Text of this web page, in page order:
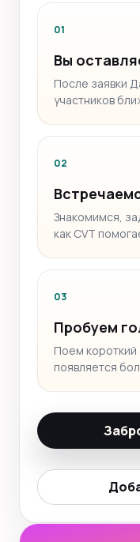
01
Вы
После заявки
участников
02
Знакомимся,
как CVT
03
Пробуем
Поем короткий
появляется